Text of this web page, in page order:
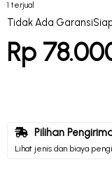
1 terjual
Tidak Ada Garansi
Rp
Pilihan
Lihat jenis dan biaya